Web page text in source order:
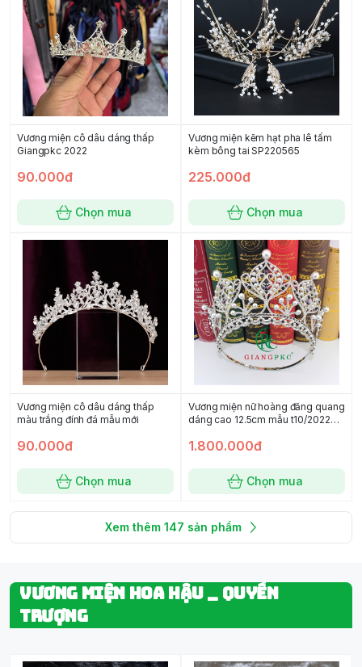
Vương miện cô dâu dáng thấp
Giangpkc 2022
90.000đ
Chọn mua
Vương miện kẽm hạt pha lê tấm
kèm bông tai SP220565
225.000đ
Chọn mua
Vương miện cô dâu dáng thấp
màu trắng đính đá mẫu mới
90.000đ
Chọn mua
Vương miện nữ hoàng đăng quang
dáng cao 12.5cm mẫu t10/2022
1.800.000đ
Chọn mua
Xem thêm 147 sản phẩm
VƯƠNG MIỆN HOA HẬU _ QUYỀN
TRƯỢNG